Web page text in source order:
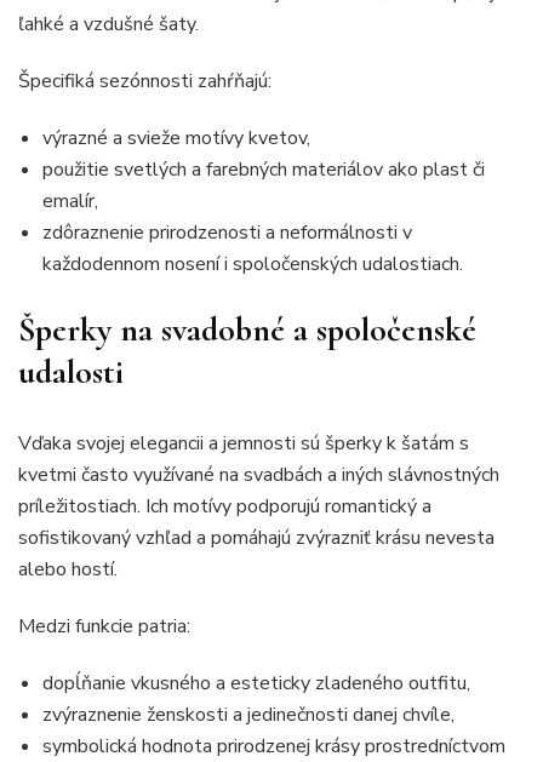
ľahké a vzdušné šaty.
Špecifiká sezónnosti zahŕňajú:
výrazné a svieže motívy kvetov,
použitie svetlých a farebných materiálov ako plast či
emalír,
zdôraznenie prirodzenosti a neformálnosti v
každodennom nosení i spoločenských udalostiach.
Šperky na svadobné a spoločenské
udalosti
Vďaka svojej elegancii a jemnosti sú šperky k šatám s
kvetmi často využívané na svadbách a iných slávnostných
príležitostiach. Ich motívy podporujú romantický a
sofistikovaný vzhľad a pomáhajú zvýrazniť krásu nevesta
alebo hostí.
Medzi funkcie patria:
dopĺňanie vkusného a esteticky zladeného outfitu,
zvýraznenie ženskosti a jedinečnosti danej chvíle,
symbolická hodnota prirodzenej krásy prostredníctvom